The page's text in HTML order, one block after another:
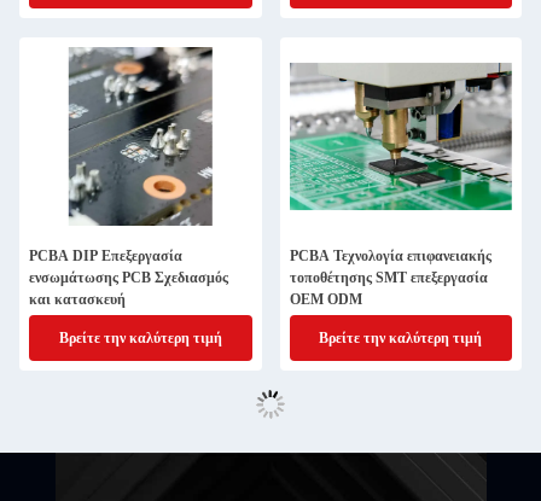
PCBA DIP Επεξεργασία
ενσωμάτωσης PCB Σχεδιασμός
και κατασκευή
Βρείτε την καλύτερη τιμή
PCBA Τεχνολογία επιφανειακής
τοποθέτησης SMT επεξεργασία
OEM ODM
Βρείτε την καλύτερη τιμή